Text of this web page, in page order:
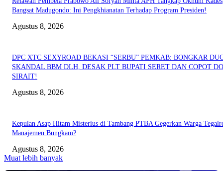
Bangsat Madugondo: Ini Pengkhianatan Terhadap Program Presiden!
Agustus 8, 2026
DPC XTC SEXYROAD BEKASI “SERBU” PEMKAB: BONGKAR
SKANDAL BBM DLH, DESAK PLT BUPATI SERET DAN COPOT
SIRAIT!
Agustus 8, 2026
Kepulan Asap Hitam Misterius di Tambang PTBA Gegerkan Warga
Manajemen Bungkam?
Agustus 8, 2026
Muat lebih banyak